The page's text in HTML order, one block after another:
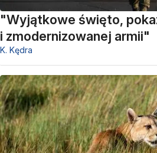
"Wyjątkowe święto,
i zmodernizowanej armii"
K. Kędra